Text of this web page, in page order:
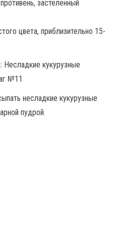
застеленный
цвета, приблизительно 15-
несладкие кукурузные
пудрой.